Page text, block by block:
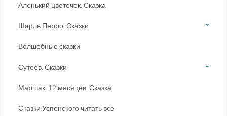
Аленький цветочек. Сказка
Шарль Перро. Сказки
Волшебные сказки
Сутеев. Сказки
Маршак. 12 месяцев. Сказка
Сказки Успенского читать все